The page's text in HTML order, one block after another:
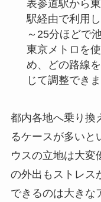
表参道駅から
駅経由で利用
～25分ほどで
東京メトロを
め、どの路線
じて調整できま
都内各地へ乗り換
るケースが多いと
ウスの立地は大変
の外出もストレス
できるのは大きな